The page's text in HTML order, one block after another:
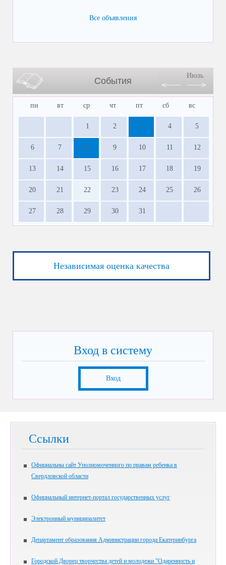
Все объявления
События
Июль
пн вт ср чт пт сб вс
1 2 3 4 5
6 7 8 9 10 11 12
13 14 15 16 17 18 19
20 21 22 23 24 25 26
27 28 29 30 31
Независимая оценка качества
Вход в систему
Вход
Ссылки
Официальны сайт Уполномоченного по правам ребенка в
Свердловской области
Официальный интернет-портал государственных услуг
Электронный муниципалитет
Департамент образования Администрации города Екатеринбурга
Городской Дворец творчества детей и молодежи "Одаренность и